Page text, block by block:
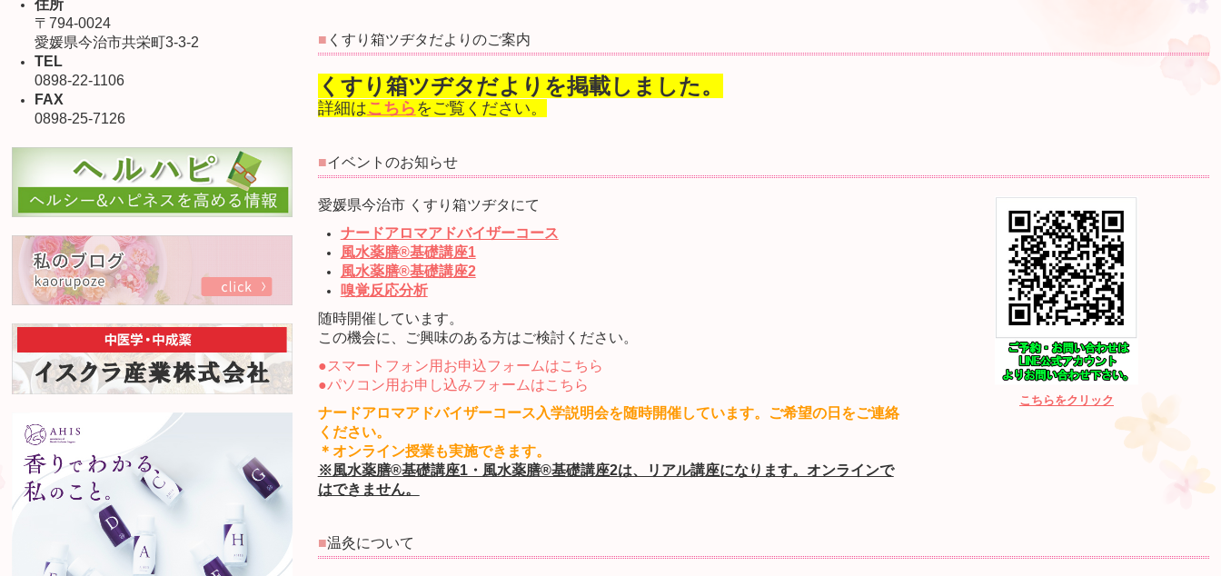
住所
〒794-0024
愛媛県今治市共栄町3-3-2
TEL
0898-22-1106
FAX
0898-25-7126
■ くすり箱ツヂタだよりのご案内
くすり箱ツヂタだよりを掲載しました。
詳細はこちら をご覧ください。
■イベントのお知らせ
愛媛県今治市 くすり箱ツヂタにて
ナードアロマアドバイザーコース
風水薬膳®基礎講座1
風水薬膳®基礎講座2
嗅覚反応分析
随時開催しています。
この機会に、ご興味のある方はご検討ください。
●スマートフォン用お申込フォームはこちら
●パソコン用お申し込みフォームはこちら
ナードアロマアドバイザーコース入学説明会を随時開催しています。ご希望の日をご連絡
ください。
＊オンライン授業も実施できます。
※風水薬膳®基礎講座1・風水薬膳®基礎講座2は、リアル講座になります。オンラインで
はできません。
こちらをクリック
■温灸について